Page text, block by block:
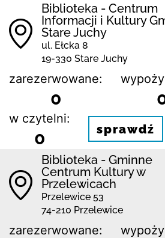
Biblioteka - Centrum
Informacji i Kultury
Stare Juchy
ul. Ełcka 8
19-330 Stare Juchy
zarezerwowane:
0
w czytelni:
0 sprawdź
Biblioteka - Gminne
Centrum Kultury w
Przelewicach
Przelewice 53
74-210 Przelewice
zarezerwowane: